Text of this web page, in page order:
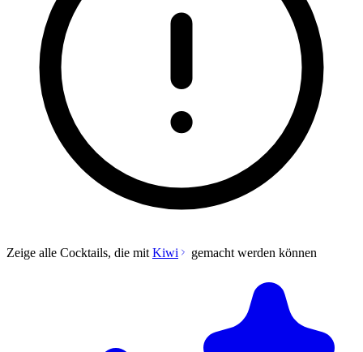
Zeige alle Cocktails, die mit Kiwi gemacht werden können